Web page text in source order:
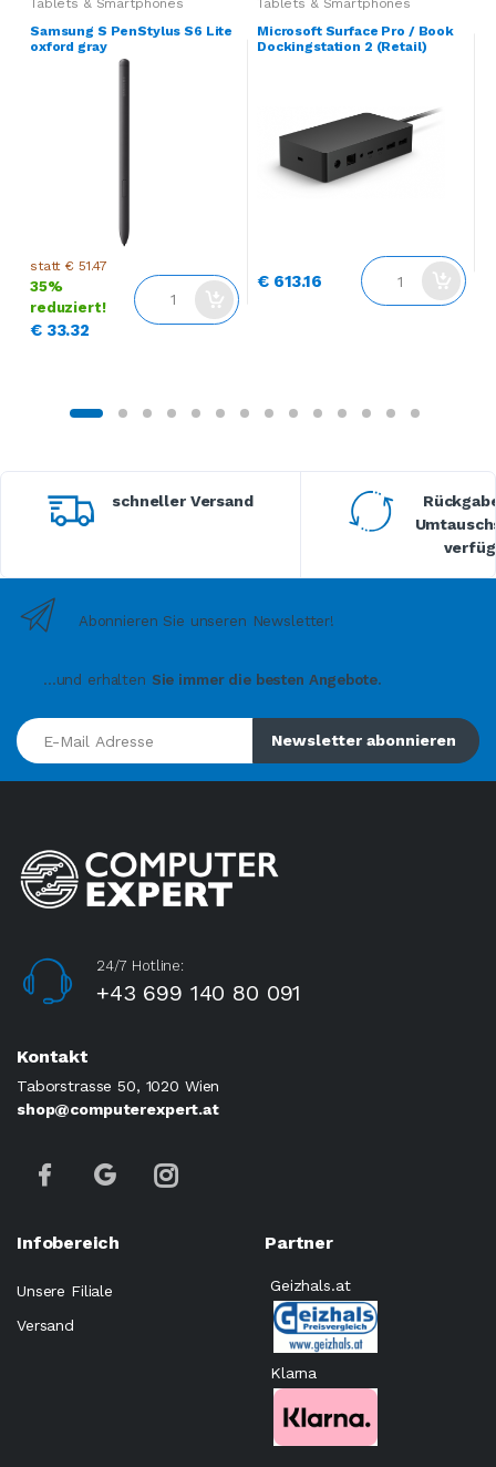
Tablets & Smartphones
Samsung S PenStylus S6 Lite
oxford gray
statt € 51.47
35%
reduziert!
€ 33.32
Tablets & Smartphones
Microsoft Surface Pro / Book
Dockingstation 2 (Retail)
€ 613.16
schneller Versand
Abonnieren Sie unseren Newsletter!
...und erhalten Sie immer die besten Angebote.
E-Mail Adresse
Newsletter abonnieren
24/7 Hotline:
+43 699 140 80 091
Kontakt
Taborstrasse 50, 1020 Wien
shop@computerexpert.at
Infobereich
Unsere Filiale
Versand
Partner
Geizhals.at
Klarna